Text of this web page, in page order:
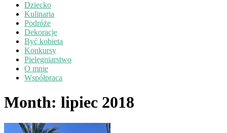
Dziecko
Kulinaria
Podróże
Dekoracje
Być kobietą
Konkursy
Pielęgniarstwo
O mnie
Współpraca
Month: lipiec 2018